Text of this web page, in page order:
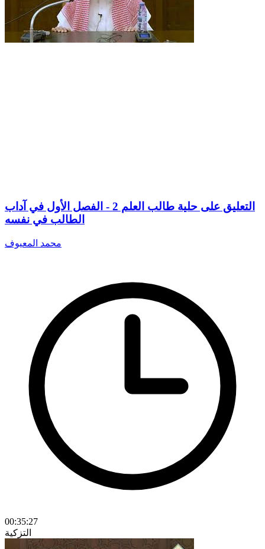
التعليق على حلية طالب العلم 2 - الفصل الأول في آداب
الطالب في نفسه
محمد المعيوف
00:35:27
التزكية